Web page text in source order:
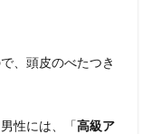
、頭皮のべたつき
性には、「高級ア